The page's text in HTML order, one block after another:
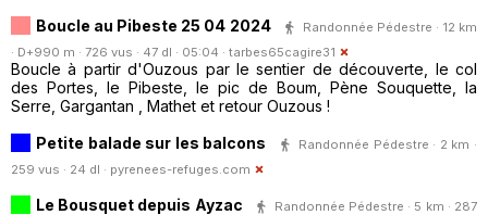
Boucle au Pibeste 25 04 2024
Randonnée Pédestre · 12 km
· D+990 m · 726 vus · 47 dl · 05:04 · tarbes65cagire31
Boucle à partir d'Ouzous par le sentier de découverte, le col
des Portes, le Pibeste, le pic de Boum, Pène Souquette, la
Serre, Gargantan , Mathet et retour Ouzous !
Petite balade sur les balcons
Randonnée Pédestre · 2 km ·
259 vus · 24 dl · pyrenees-refuges.com
Le Bousquet depuis Ayzac
Randonnée Pédestre · 5 km · 287